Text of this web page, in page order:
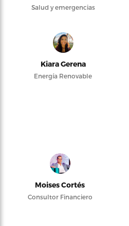
Salud y emergencias
Kiara Gerena
Energía Renovable
Moises Cortés
Consultor Financiero